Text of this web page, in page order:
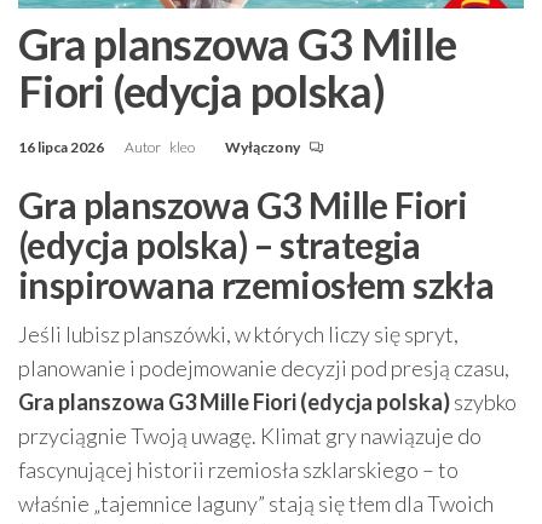
Gra planszowa G3 Mille
Fiori (edycja polska)
16 lipca 2026 Autor kleo Wyłączony
Gra planszowa G3 Mille Fiori
(edycja polska) – strategia
inspirowana rzemiosłem szkła
Jeśli lubisz planszówki, w których liczy się spryt,
planowanie i podejmowanie decyzji pod presją czasu,
Gra planszowa G3 Mille Fiori (edycja polska)szybko
przyciągnie Twoją uwagę. Klimat gry nawiązuje do
fascynującej historii rzemiosła szklarskiego – to
właśnie „tajemnice laguny” stają się tłem dla Twoich